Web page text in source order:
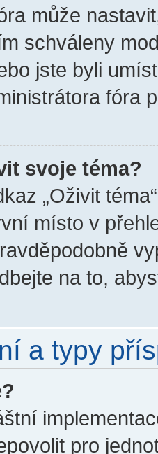
může
schváleny
jste byli
fóra
svoje téma?
„Oživit
místo v
na to,
a typy
pro